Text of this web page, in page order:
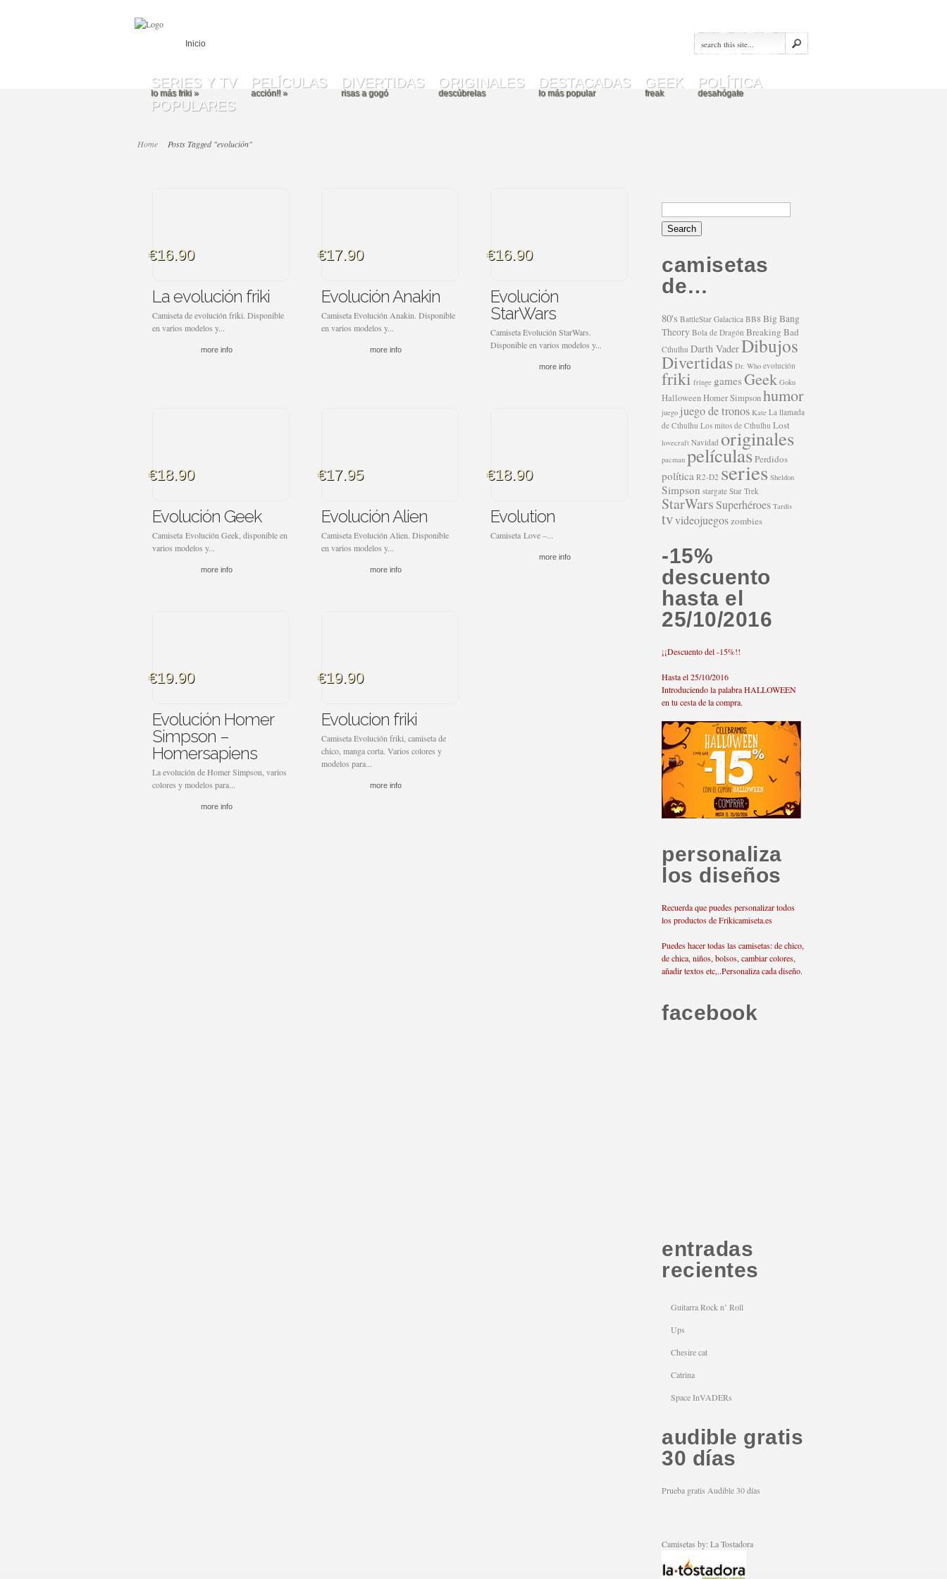
Inicio
SERIES Y TV
lo más friki »
PELÍCULAS
acción!!»
DIVERTIDAS
risas a gogó
ORIGINALES
descúbrelas
DESTACADAS
lo más popular
GEEK
freak
POLÍTICA
desahógate
POPULARES
Home Posts Tagged "evolución"
€16.90
La evolución friki
Camiseta de evolución friki. Disponible
en varios modelos y...
more info
€17.90
Evolución Anakin
Camiseta Evolución Anakin. Disponible
en varios modelos y...
more info
€16.90
Evolución
StarWars
Camiseta Evolución StarWars.
Disponible en varios modelos y...
more info
€18.90
Evolución Geek
Camiseta Evolución Geek, disponible en
varios modelos y...
more info
€17.95
Evolución Alien
Camiseta Evolución Alien. Disponible
en varios modelos y...
more info
€18.90
Evolution
Camiseta Love –...
more info
€19.90
Evolución Homer
Simpson –
Homersapiens
La evolución de Homer Simpson, varios
colores y modelos para...
more info
€19.90
Evolucion friki
Camiseta Evolución friki, camiseta de
chico, manga corta. Varios colores y
modelos para...
more info
camisetas
de…
80's BattleStar Galactica BB8 Big Bang
Theory Bola de Dragón Breaking Bad
Cthulhu Darth VaderDibujos
Divertidas Dr. Who evolución
friki fringe gamesGeek Goku
HalloweenHomer Simpsonhumor
juego juego de tronos Kate La llamada
de Cthulhu Los mitos de Cthulhu Lost
lovecraft Navidad originales
pacman películasPerdidos
política R2-D2 series Sheldon
Simpson stargate Star Trek
StarWarsSuperhéroes Tardis
tvvideojuegoszombies
-15%
descuento
hasta el
25/10/2016
¡¡Descuento del -15%!!
Hasta el 25/10/2016
Introduciendo la palabra HALLOWEEN
en tu cesta de la compra.
personaliza
los diseños
Recuerda que puedes personalizar todos
los productos de Frikicamiseta.es
Puedes hacer todas las camisetas: de chico,
de chica, niños, bolsos, cambiar colores,
añadir textos etc,..Personaliza cada diseño.
facebook
entradas
recientes
Guitarra Rock n’ Roll
Ups
Chesire cat
Catrina
Space InVADERs
audible gratis
30 días
Prueba gratis Audible 30 días
Camisetas by: La Tostadora